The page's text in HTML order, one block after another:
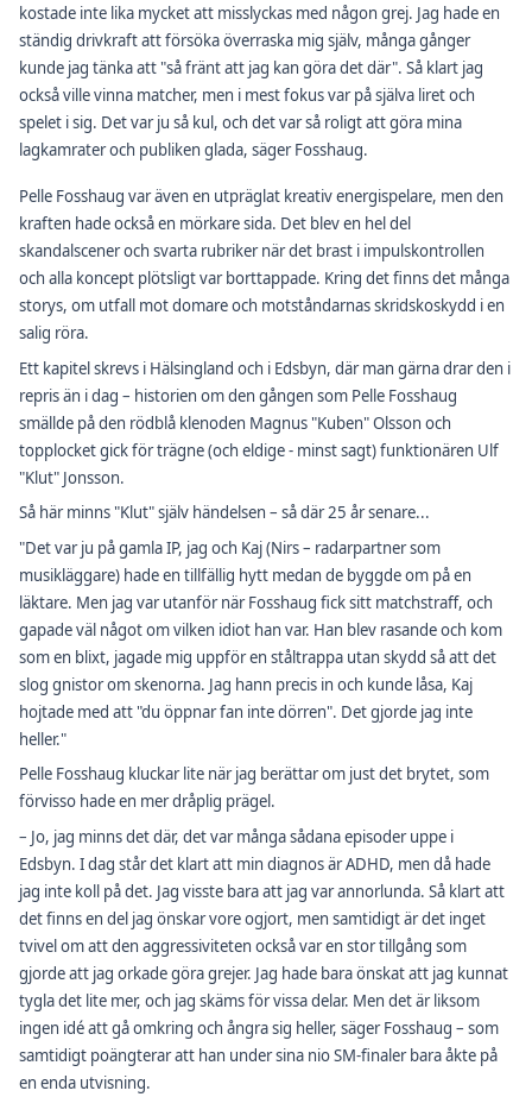
kostade inte lika mycket att misslyckas med någon grej. Jag hade en
ständig drivkraft att försöka överraska mig själv, många gånger
kunde jag tänka att "så fränt att jag kan göra det där". Så klart jag
också ville vinna matcher, men i mest fokus var på själva liret och
spelet i sig. Det var ju så kul, och det var så roligt att göra mina
lagkamrater och publiken glada, säger Fosshaug.
Pelle Fosshaug var även en utpräglat kreativ energispelare, men den
kraften hade också en mörkare sida. Det blev en hel del
skandalscener och svarta rubriker när det brast i impulskontrollen
och alla koncept plötsligt var borttappade. Kring det finns det många
storys, om utfall mot domare och motståndarnas skridskoskydd i en
salig röra.
Ett kapitel skrevs i Hälsingland och i Edsbyn, där man gärna drar den i
repris än i dag – historien om den gången som Pelle Fosshaug
smällde på den rödblå klenoden Magnus "Kuben" Olsson och
topplocket gick för trägne (och eldige - minst sagt) funktionären Ulf
"Klut" Jonsson.
Så här minns "Klut" själv händelsen – så där 25 år senare...
"Det var ju på gamla IP, jag och Kaj (Nirs – radarpartner som
musikläggare) hade en tillfällig hytt medan de byggde om på en
läktare. Men jag var utanför när Fosshaug fick sitt matchstraff, och
gapade väl något om vilken idiot han var. Han blev rasande och kom
som en blixt, jagade mig uppför en ståltrappa utan skydd så att det
slog gnistor om skenorna. Jag hann precis in och kunde låsa, Kaj
hojtade med att "du öppnar fan inte dörren". Det gjorde jag inte
heller."
Pelle Fosshaug kluckar lite när jag berättar om just det brytet, som
förvisso hade en mer dråplig prägel.
– Jo, jag minns det där, det var många sådana episoder uppe i
Edsbyn. I dag står det klart att min diagnos är ADHD, men då hade
jag inte koll på det. Jag visste bara att jag var annorlunda. Så klart att
det finns en del jag önskar vore ogjort, men samtidigt är det inget
tvivel om att den aggressiviteten också var en stor tillgång som
gjorde att jag orkade göra grejer. Jag hade bara önskat att jag kunnat
tygla det lite mer, och jag skäms för vissa delar. Men det är liksom
ingen idé att gå omkring och ångra sig heller, säger Fosshaug – som
samtidigt poängterar att han under sina nio SM-finaler bara åkte på
en enda utvisning.